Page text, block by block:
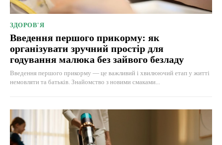
ЗДОРОВ'Я
Введення першого прикорму: як
організувати зручний простір для
годування малюка без зайвого безладу
Введення першого прикорму — це важливий і хвилюючий етап у житті
немовляти та батьків. Знайомство з новими смаками...